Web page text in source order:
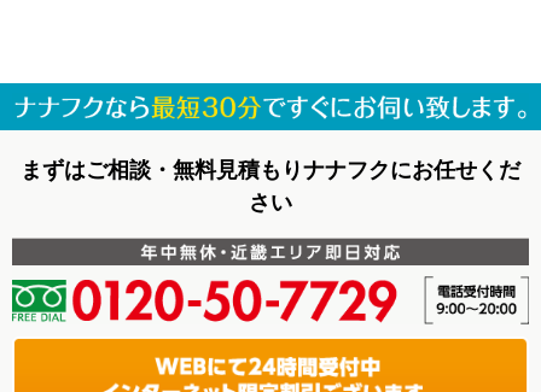
まずはご相談・無料見積もりナナフクにお任せくだ
さい